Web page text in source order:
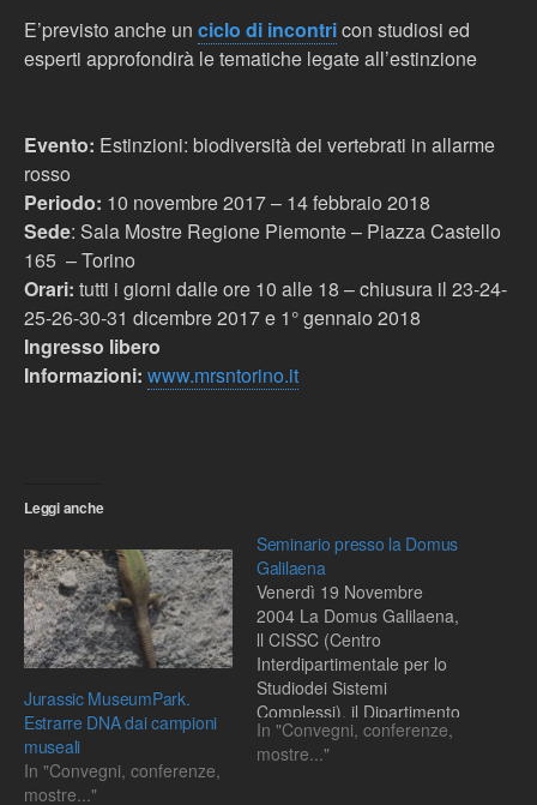
E’previsto anche un ciclo di incontricon studiosi ed
esperti approfondirà le tematiche legate all’estinzione
Evento: Estinzioni: biodiversità dei vertebrati in allarme
rosso
Periodo: 10 novembre 2017 – 14 febbraio 2018
Sede: Sala Mostre Regione Piemonte – Piazza Castello
165 – Torino
Orari: tutti i giorni dalle ore 10 alle 18 – chiusura il 23-24-
25-26-30-31 dicembre 2017 e 1° gennaio 2018
Ingresso libero
Informazioni: www.mrsntorino.it
Leggi anche
Jurassic MuseumPark.
Estrarre DNA dai campioni
museali
In "Convegni, conferenze,
mostre..."
Seminario presso la Domus
Galilaena
Venerdì 19 Novembre
2004 La Domus Galilaena,
ll CISSC (Centro
Interdipartimentale per lo
Studiodei Sistemi
Complessi), il Dipartimento
di Etologia,
Ecologia,Evoluzione
In "Convegni, conferenze,
mostre..."